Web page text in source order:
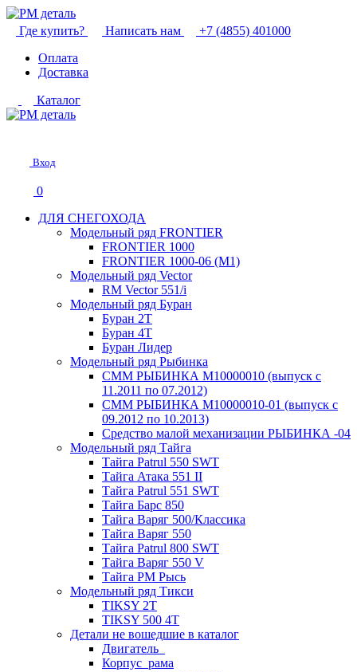
Где купить? Написать нам
+7 (4855) 401000
Оплата
Доставка
Каталог
Вход
0
ДЛЯ СНЕГОХОДА
Модельный ряд FRONTIER
FRONTIER 1000
FRONTIER 1000-06 (М1)
Модельный ряд Vector
RM Vector 551/i
Модельный ряд Буран
Буран 2Т
Буран 4Т
Буран Лидер
Модельный ряд Рыбинка
СММ РЫБИНКА M10000010 (выпуск с
11.2011 по 07.2012)
СММ РЫБИНКА M10000010-01 (выпуск с
09.2012 по 10.2013)
Средство малой механизации РЫБИНКА -04
Модельный ряд Тайга
Тайга Patrul 550 SWT
Тайга Атака 551 II
Тайга Patrul 551 SWT
Тайга Барс 850
Тайга Варяг 500/Классика
Тайга Варяг 550
Тайга Patrul 800 SWT
Тайга Варяг 550 V
Тайга РМ Рысь
Модельный ряд Тикси
TIKSY 2T
TIKSY 500 4T
Детали не вошедшие в каталог
Двигатель_
Корпус_рама